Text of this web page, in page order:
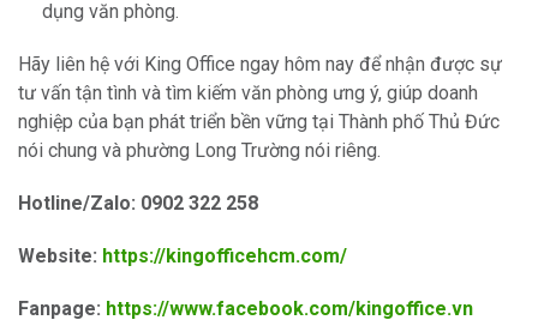
dụng văn phòng.
Hãy liên hệ với King Office ngay hôm nay để nhận được sự
tư vấn tận tình và tìm kiếm văn phòng ưng ý, giúp doanh
nghiệp của bạn phát triển bền vững tại Thành phố Thủ Đức
nói chung và phường Long Trường nói riêng.
Hotline/Zalo: 0902 322 258
Website: https://kingofficehcm.com/
Fanpage: https://www.facebook.com/kingoffice.vn